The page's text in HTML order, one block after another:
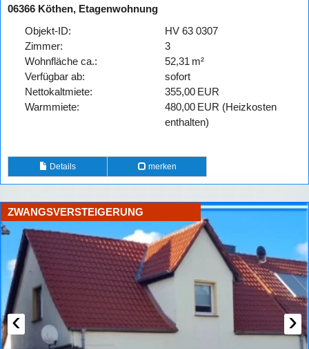
06366 Köthen, Etagenwohnung
Objekt-ID:
HV 63 0307
Zimmer:
3
Wohnfläche ca.:
52,31 m²
Verfügbar ab:
sofort
Nettokaltmiete:
355,00 EUR
Warmmiete:
480,00 EUR (Heizkosten
enthalten)
Details merken
‹ ›
ZWANGSVERSTEIGERUNG